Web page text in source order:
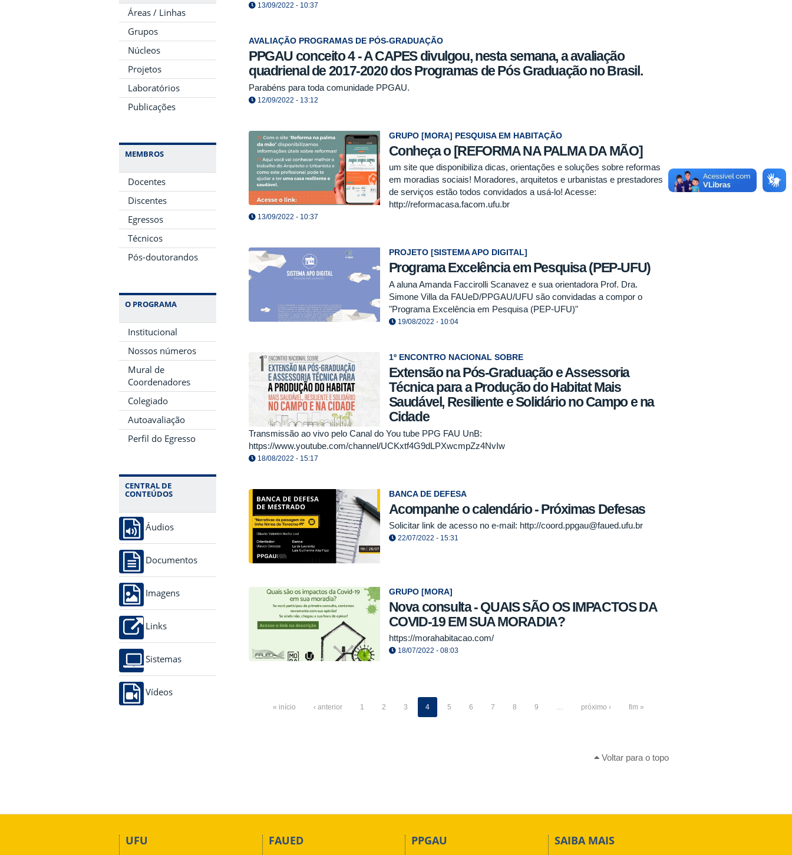
Áreas / Linhas
Grupos
Núcleos
Projetos
Laboratórios
Publicações
MEMBROS
Docentes
Discentes
Egressos
Técnicos
Pós-doutorandos
O PROGRAMA
Institucional
Nossos números
Mural de
Coordenadores
Colegiado
Autoavaliação
Perfil do Egresso
CENTRAL DE
CONTEÚDOS
Áudios
Documentos
Imagens
Links
Sistemas
Vídeos
13/09/2022 - 10:37
AVALIAÇÃO PROGRAMAS DE PÓS-GRADUAÇÃO
PPGAU conceito 4 - A CAPES divulgou, nesta semana, a avaliação
quadrienal de 2017-2020 dos Programas de Pós Graduação no Brasil.
Parabéns para toda comunidade PPGAU.
12/09/2022 - 13:12
GRUPO [MORA] PESQUISA EM HABITAÇÃO
Conheça o [REFORMA NA PALMA DA MÃO]
um site que disponibiliza dicas, orientações e soluções sobre reformas
em moradias sociais! Moradores, arquitetos e urbanistas e prestadores
de serviços estão todos convidados a usá-lo! Acesse:
http://reformacasa.facom.ufu.br
13/09/2022 - 10:37
PROJETO [SISTEMA APO DIGITAL]
Programa Excelência em Pesquisa (PEP-UFU)
A aluna Amanda Faccirolli Scanavez e sua orientadora Prof. Dra.
Simone Villa da FAUeD/PPGAU/UFU são convidadas a compor o
"Programa Excelência em Pesquisa (PEP-UFU)"
19/08/2022 - 10:04
1º ENCONTRO NACIONAL SOBRE
Extensão na Pós-Graduação e Assessoria
Técnica para a Produção do Habitat Mais
Saudável, Resiliente e Solidário no Campo e na
Cidade
Transmissão ao vivo pelo Canal do You tube PPG FAU UnB:
https://www.youtube.com/channel/UCKxtf4G9dLPXwcmpZz4NvIw
18/08/2022 - 15:17
BANCA DE DEFESA
Acompanhe o calendário - Próximas Defesas
Solicitar link de acesso no e-mail: http://coord.ppgau@faued.ufu.br
22/07/2022 - 15:31
GRUPO [MORA]
Nova consulta - QUAIS SÃO OS IMPACTOS DA
COVID-19 EM SUA MORADIA?
https://morahabitacao.com/
18/07/2022 - 08:03
« início ‹ anterior 1 2 3 4 5 6 7 8 9 próximo › fim »
Voltar para o topo
UFU FAUED PPGAU SAIBA MAIS